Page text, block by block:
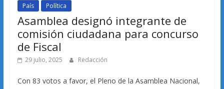
País Política
Asamblea designó integrante de
comisión ciudadana para concurso
de Fiscal
29 julio, 2025 Redacción
Con 83 votos a favor, el Pleno de la Asamblea Nacional,